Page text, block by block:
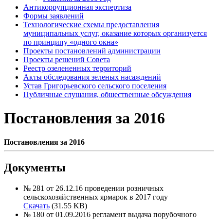
Антикоррупционная экспертиза
Формы заявлений
Технологические схемы предоставления
муниципальных услуг, оказание которых организуется
по принципу «одного окна»
Проекты постановлений администрации
Проекты решений Совета
Реестр озелененных территорий
Акты обследования зеленых насаждений
Устав Григорьевского сельского поселения
Публичные слушания, общественные обсуждения
Постановления за 2016
Постановления за 2016
Документы
№ 281 от 26.12.16 проведении розничных
сельскохозяйственных ярмарок в 2017 году
Скачать (31.55 KB)
№ 180 от 01.09.2016 регламент выдача порубочного